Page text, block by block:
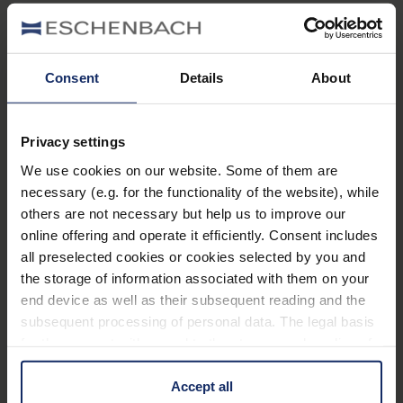
Consent Details About
Privacy settings
We use cookies on our website. Some of them are
necessary (e.g. for the functionality of the website), while
others are not necessary but help us to improve our
online offering and operate it efficiently. Consent includes
all preselected cookies or cookies selected by you and
the storage of information associated with them on your
end device as well as their subsequent reading and the
subsequent processing of personal data. The legal basis
information is Art. 25 para. 1 TDDDG and with regard to
the processing of personal data Art. 6 para. 1 lit. a
Accept all
Augen”
Dieser Satz zählt zu den Klassikern der
vor dem Fernseher tatsächlich eintreten kann, ist ein
Brennen in den Augen. Das konzentrierte Verfolgen
der Geschehnisse auf dem Bildschirm führt nämlich
dazu, dass Kinder und Erwachsene weniger blinzeln.
Dadurch wird das Auge trocken, da es deutlich
weniger mit Tränenflüssigkeit benetzt wird. Das wird
allerdings in erster Linie für die Menschen zum
Problem, die eh schon unter zu trockenen Augen